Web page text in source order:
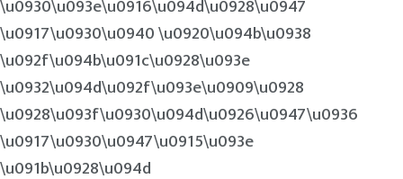
\u0930\u093e\u0916\u094d\u0928\u0947
\u0917\u0930\u0940 \u0920\u094b\u0938
\u092f\u094b\u091c\u0928\u093e
\u0932\u094d\u092f\u093e\u0909\u0928
\u0928\u093f\u0930\u094d\u0926\u0947\u0936
\u0917\u0930\u0947\u0915\u093e
\u091b\u0928\u094d